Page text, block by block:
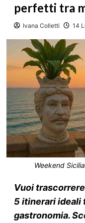
perfetti tra
Ivana Colletti 14
Weekend
Vuoi
5 itinerari ideali
gastronomia.